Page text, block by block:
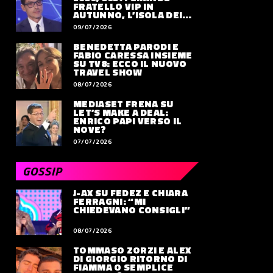
FRATELLO VIP IN
AUTUNNO, L’ISOLA DEI
FAMOSI SLITTA AL 2027
09/07/2026
BENEDETTA PARODI E
FABIO CARESSA INSIEME
SU TV8: ECCO IL NUOVO
TRAVEL SHOW
08/07/2026
MEDIASET FRENA SU
LET’S MAKE A DEAL:
ENRICO PAPI VERSO IL
NOVE?
07/07/2026
GOSSIP
J-AX SU FEDEZ E CHIARA
FERRAGNI: “MI
CHIEDEVANO CONSIGLI”
08/07/2026
TOMMASO ZORZI E ALEX
DI GIORGIO RITORNO DI
FIAMMA O SEMPLICE